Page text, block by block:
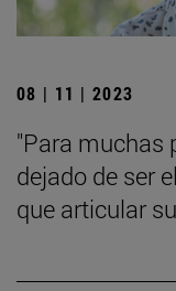
08 | 11 | 2023
"Para muchas
dejado de ser
que articular